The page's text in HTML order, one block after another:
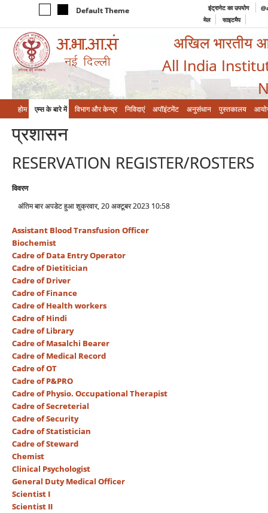
Default Theme इंट्रानेट का उपयोग
मेल
साइटमैप
अखिल भारतीय
All India
होम एम्‍स के बारे में विभाग और केन्‍द्र निविदाएं अपॉइंटमेंट अनुसंधान पुस्तकालय
प्रशासन
RESERVATION REGISTER/ROSTERS
विवरण
अंतिम बार अपडेट हुआ शुक्रवार, 20 अक्टूबर 2023 10:58
Assistant Blood Transfusion Officer
Biochemist
Cadre of Data Entry Operator
Cadre of Dietitician
Cadre of Driver
Cadre of Finance
Cadre of Health workers
Cadre of Hindi
Cadre of Library
Cadre of Masalchi Bearer
Cadre of Medical Record
Cadre of OT
Cadre of P&PRO
Cadre of Physio. Occupational Therapist
Cadre of Secreterial
Cadre of Security
Cadre of Statistician
Cadre of Steward
Chemist
Clinical Psychologist
General Duty Medical Officer
Scientist I
Scientist II